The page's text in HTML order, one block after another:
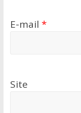
E-mail *
Site